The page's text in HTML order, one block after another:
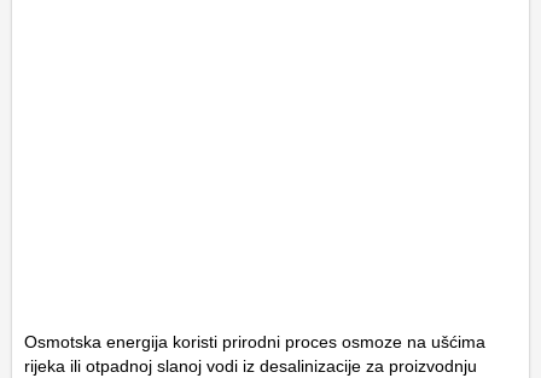
Osmotska energija koristi prirodni proces osmoze na ušćima
rijeka ili otpadnoj slanoj vodi iz desalinizacije za proizvodnju